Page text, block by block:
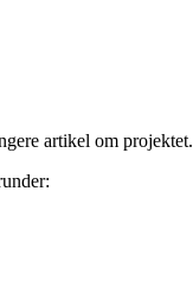
artikel om projektet.